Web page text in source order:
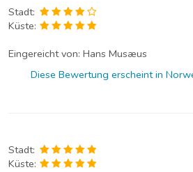
Stadt:
Küste:
Eingereicht von: Hans Musæus
Diese Bewertung erscheint in
Stadt:
Küste: